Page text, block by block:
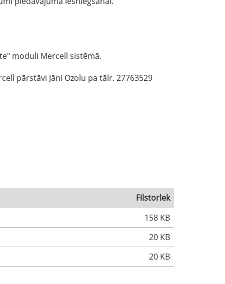
moduli Mercell sistēmā.
pārstāvi Jāni Ozolu pa tālr. 27763529
Filstorlek
158 KB
20 KB
20 KB